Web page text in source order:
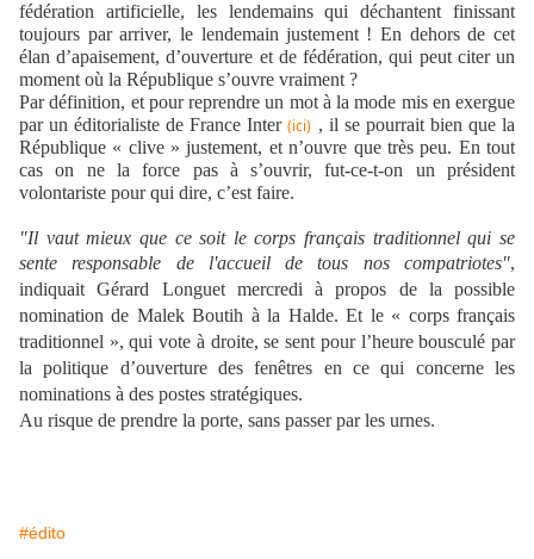
fédération artificielle, les lendemains qui déchantent finissant
toujours par arriver, le lendemain justement ! En dehors de cet
élan d’apaisement, d’ouverture et de fédération, qui peut citer un
moment où la République s’ouvre vraiment ?
Par définition, et pour reprendre un mot à la mode mis en exergue
par un éditorialiste de France Inter(ici) , il se pourrait bien que la
République « clive » justement, et n’ouvre que très peu. En tout
cas on ne la force pas à s’ouvrir, fut-ce-t-on un président
volontariste pour qui dire, c’est faire.
"Il vaut mieux que ce soit le corps français traditionnel qui se
sente responsable de l'accueil de tous nos compatriotes",
indiquait Gérard Longuet mercredi à propos de la possible
nomination de Malek Boutih à la Halde. Et le « corps français
traditionnel », qui vote à droite, se sent pour l’heure bousculé par
la politique d’ouverture des fenêtres en ce qui concerne les
nominations à des postes stratégiques.
Au risque de prendre la porte, sans passer par les urnes.
#édito